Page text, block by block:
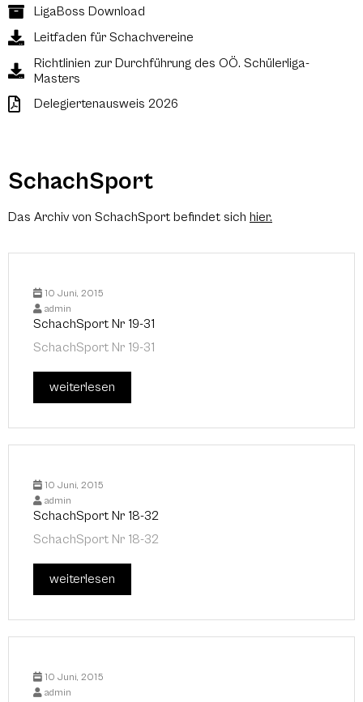
LigaBoss Download
Leitfaden für Schachvereine
Richtlinien zur Durchführung des OÖ. Schülerliga-
Masters
Delegiertenausweis 2026
SchachSport
Das Archiv von SchachSport befindet sich hier.
10 Juni, 2015
admin
SchachSport Nr 19-31
SchachSport Nr 19-31
weiterlesen
10 Juni, 2015
admin
SchachSport Nr 18-32
SchachSport Nr 18-32
weiterlesen
10 Juni, 2015
admin